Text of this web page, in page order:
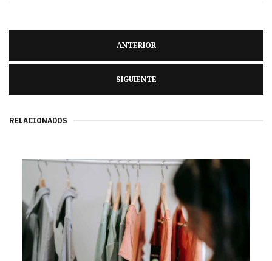
ANTERIOR
SIGUIENTE
RELACIONADOS